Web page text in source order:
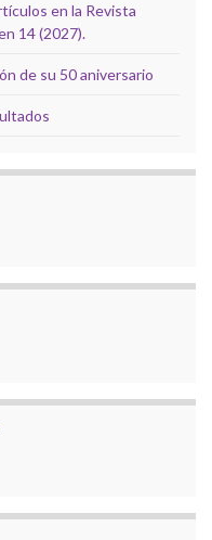
en la Revista
14 (2027).
de su 50 aniversario